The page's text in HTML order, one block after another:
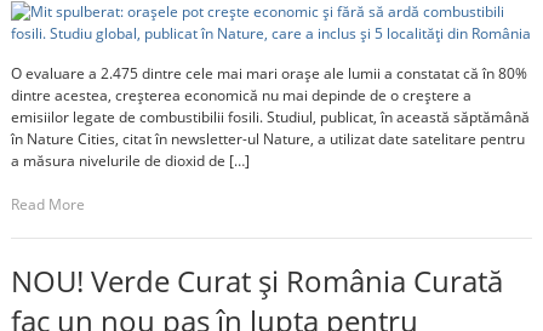
O evaluare a 2.475 dintre cele mai mari orașe ale lumii a constatat că în 80%
dintre acestea, creșterea economică nu mai depinde de o creștere a
emisiilor legate de combustibilii fosili. Studiul, publicat, în această săptămână
în Nature Cities, citat în newsletter-ul Nature, a utilizat date satelitare pentru
a măsura nivelurile de dioxid de […]
Read More
NOU! Verde Curat și România Curată
fac un nou pas în lupta pentru